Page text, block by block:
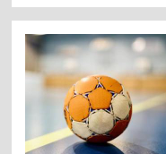
w
Prewencji
Policji
we
Wrocławiu